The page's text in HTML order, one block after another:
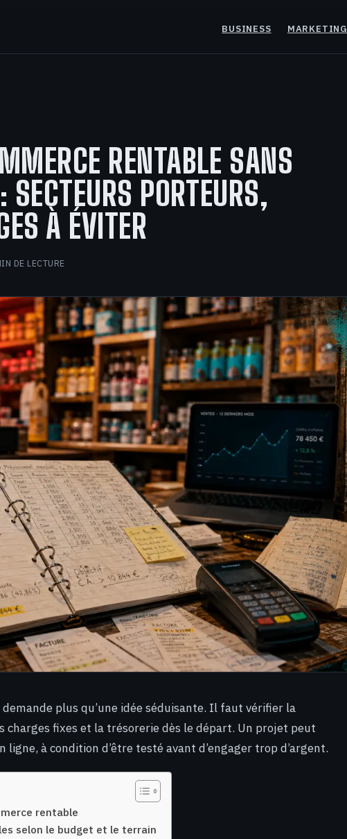
BUSINESS MARKETING
RENTABLE SANS
SECTEURS PORTEURS,
À ÉVITER
DE LECTURE
demande plus qu’une idée séduisante. Il faut vérifier la
charges fixes et la trésorerie dès le départ. Un projet peut
ligne, à condition d’être testé avant d’engager trop d’argent.
rentable
selon le budget et le terrain